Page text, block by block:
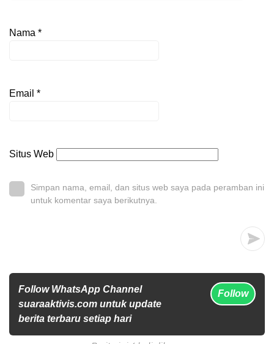
Nama *
Email *
Situs Web
Simpan nama, email, dan situs web saya pada peramban ini
untuk komentar saya berikutnya.
Follow WhatsApp Channel
suaraaktivis.com untuk update
berita terbaru setiap hari
Follow